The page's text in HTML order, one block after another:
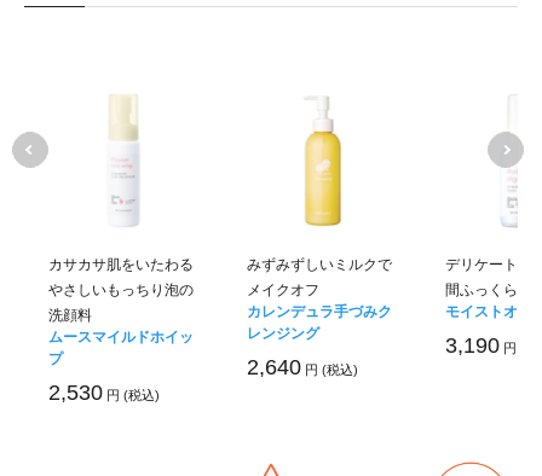
カサカサ肌をいたわる
やさしいもっちり泡の
洗顔料
ムースマイルドホイッ
プ
2,530 円 (税込)
みずみずしいミルクで
メイクオフ
カレンデュラ手づみク
レンジング
2,640 円 (税込)
デリケートな
間ふっくら
モイストオリ
3,190 円 (税